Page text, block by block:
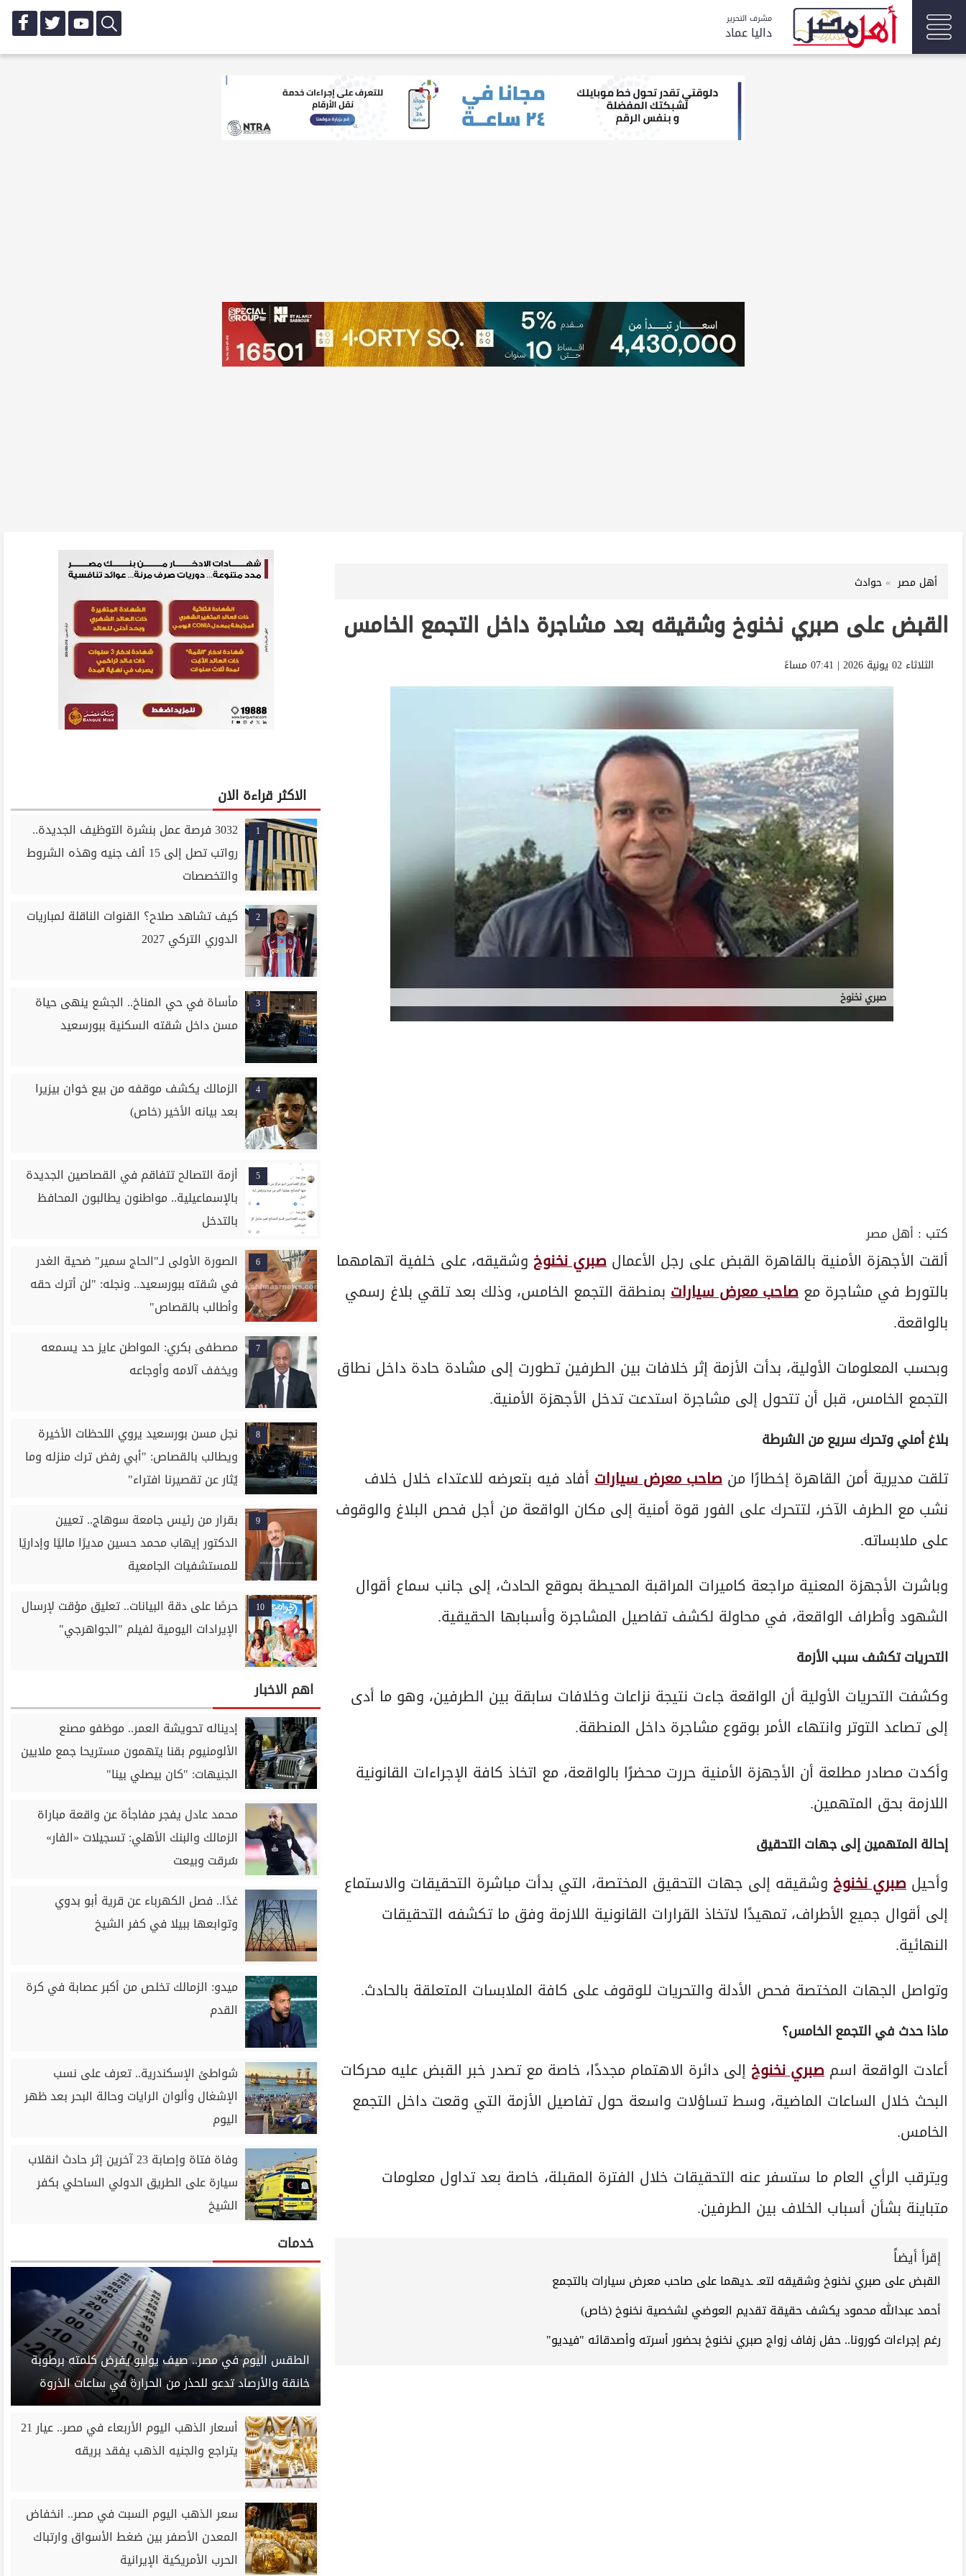
مشرف التحرير
داليا عماد
أهل مصر حوادث
القبض على صبري نخنوخ وشقيقه بعد مشاجرة داخل التجمع الخامس
الثلاثاء 02 يونية 2026 | 07:41 مساءً
صبري نخنوخ
كتب : أهل مصر
ألقت الأجهزة الأمنية بالقاهرة القبض على رجل الأعمال صبري نخنوخ وشقيقه، على خلفية اتهامهما
بالتورط في مشاجرة مع صاحب معرض سيارات بمنطقة التجمع الخامس، وذلك بعد تلقي بلاغ رسمي
بالواقعة.
وبحسب المعلومات الأولية، بدأت الأزمة إثر خلافات بين الطرفين تطورت إلى مشادة حادة داخل نطاق
التجمع الخامس، قبل أن تتحول إلى مشاجرة استدعت تدخل الأجهزة الأمنية.
بلاغ أمني وتحرك سريع من الشرطة
تلقت مديرية أمن القاهرة إخطارًا من صاحب معرض سيارات أفاد فيه بتعرضه للاعتداء خلال خلاف
نشب مع الطرف الآخر، لتتحرك على الفور قوة أمنية إلى مكان الواقعة من أجل فحص البلاغ والوقوف
على ملابساته.
وباشرت الأجهزة المعنية مراجعة كاميرات المراقبة المحيطة بموقع الحادث، إلى جانب سماع أقوال
الشهود وأطراف الواقعة، في محاولة لكشف تفاصيل المشاجرة وأسبابها الحقيقية.
التحريات تكشف سبب الأزمة
وكشفت التحريات الأولية أن الواقعة جاءت نتيجة نزاعات وخلافات سابقة بين الطرفين، وهو ما أدى
إلى تصاعد التوتر وانتهاء الأمر بوقوع مشاجرة داخل المنطقة.
وأكدت مصادر مطلعة أن الأجهزة الأمنية حررت محضرًا بالواقعة، مع اتخاذ كافة الإجراءات القانونية
اللازمة بحق المتهمين.
إحالة المتهمين إلى جهات التحقيق
وأحيل صبري نخنوخ وشقيقه إلى جهات التحقيق المختصة، التي بدأت مباشرة التحقيقات والاستماع
إلى أقوال جميع الأطراف، تمهيدًا لاتخاذ القرارات القانونية اللازمة وفق ما تكشفه التحقيقات
النهائية.
وتواصل الجهات المختصة فحص الأدلة والتحريات للوقوف على كافة الملابسات المتعلقة بالحادث.
ماذا حدث في التجمع الخامس؟
أعادت الواقعة اسم صبري نخنوخ إلى دائرة الاهتمام مجددًا، خاصة مع تصدر خبر القبض عليه محركات
البحث خلال الساعات الماضية، وسط تساؤلات واسعة حول تفاصيل الأزمة التي وقعت داخل التجمع
الخامس.
ويترقب الرأي العام ما ستسفر عنه التحقيقات خلال الفترة المقبلة، خاصة بعد تداول معلومات
متباينة بشأن أسباب الخلاف بين الطرفين.
إقرأ أيضاً
القبض على صبري نخنوخ وشقيقه لتعـ ـديهما على صاحب معرض سيارات بالتجمع
أحمد عبدالله محمود يكشف حقيقة تقديم العوضي لشخصية نخنوخ (خاص)
رغم إجراءات كورونا.. حفل زفاف زواج صبري نخنوخ بحضور أسرته وأصدقائه "فيديو"
الاكثر قراءة الان
1
3032 فرصة عمل بنشرة التوظيف الجديدة..
رواتب تصل إلى 15 ألف جنيه وهذه الشروط
والتخصصات
2
كيف تشاهد صلاح؟ القنوات الناقلة لمباريات
الدوري التركي 2027
3
مأساة في حي المناخ.. الجشع ينهى حياة
مسن داخل شقته السكنية ببورسعيد
4
الزمالك يكشف موقفه من بيع خوان بيزيرا
بعد بيانه الأخير (خاص)
5
أزمة التصالح تتفاقم في القصاصين الجديدة
بالإسماعيلية.. مواطنون يطالبون المحافظ
بالتدخل
6
الصورة الأولى لـ"الحاج سمير" ضحية الغدر
في شقته ببورسعيد.. ونجله: "لن أترك حقه
وأطالب بالقصاص"
7
مصطفى بكري: المواطن عايز حد يسمعه
ويخفف آلامه وأوجاعه
8
نجل مسن بورسعيد يروي اللحظات الأخيرة
ويطالب بالقصاص: "أبي رفض ترك منزله وما
يُثار عن تقصيرنا افتراء"
9
بقرار من رئيس جامعة سوهاج.. تعيين
الدكتور إيهاب محمد حسين مديرًا ماليًا وإداريًا
للمستشفيات الجامعية
10
حرصًا على دقة البيانات.. تعليق مؤقت لإرسال
الإيرادات اليومية لفيلم "الجواهرجي"
اهم الاخبار
إديناله تحويشة العمر.. موظفو مصنع
الألومنيوم بقنا يتهمون مستريحا جمع ملايين
الجنيهات: "كان بيصلي بينا"
محمد عادل يفجر مفاجأة عن واقعة مباراة
الزمالك والبنك الأهلي: تسجيلات «الفار»
سُرقت وبيعت
غدًا.. فصل الكهرباء عن قرية أبو بدوي
وتوابعها ببيلا في كفر الشيخ
ميدو: الزمالك تخلص من أكبر عصابة في كرة
القدم
شواطئ الإسكندرية.. تعرف على نسب
الإشغال وألوان الرايات وحالة البحر بعد ظهر
اليوم
وفاة فتاة وإصابة 23 آخرين إثر حادث انقلاب
سيارة على الطريق الدولي الساحلي بكفر
الشيخ
خدمات
الطقس اليوم في مصر.. صيف يوليو يفرض كلمته برطوبة
خانقة والأرصاد تدعو للحذر من الحرارة في ساعات الذروة
أسعار الذهب اليوم الأربعاء في مصر.. عيار 21
يتراجع والجنيه الذهب يفقد بريقه
سعر الذهب اليوم السبت في مصر.. انخفاض
المعدن الأصفر بين ضغط الأسواق وارتباك
الحرب الأمريكية الإيرانية